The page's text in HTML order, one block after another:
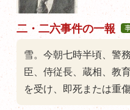
二・二六事件の一報
雪。今朝七時半頃、警
臣、侍従長、蔵相、教
を受け、即死または重傷